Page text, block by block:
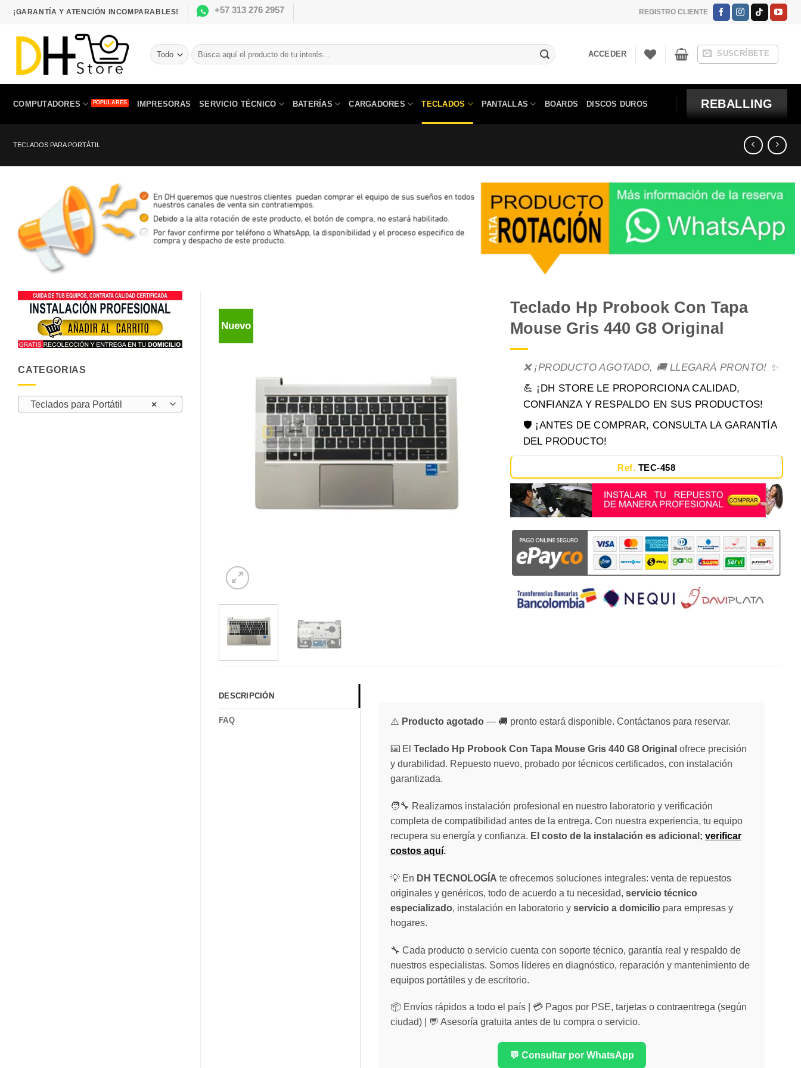
Saltar
contenido
¡GARANTÍA Y ATENCIÓN INCOMPARABLES! +57 313 276 2957 REGISTRO CLIENTE
Buscar
por:
ACCEDER SUSCRÍBETE
COMPUTADORES IMPRESORAS SERVICIO TÉCNICO BATERÍAS CARGADORES TECLADOS PANTALLAS BOARDS DISCOS DUROS REBALLING
TECLADOS PARA PORTÁTIL
CATEGORIAS
×
Teclados para Portátil
Nuevo
Teclado Hp Probook Con Tapa
Mouse Gris 440 G8 Original
❌ ¡PRODUCTO AGOTADO, 🚚 LLEGARÁ PRONTO! ✨
💪 ¡DH STORE LE PROPORCIONA CALIDAD,
CONFIANZA Y RESPALDO EN SUS PRODUCTOS!
🛡️ ¡ANTES DE COMPRAR, CONSULTA LA GARANTÍA
DEL PRODUCTO!
Ref. TEC-458
DESCRIPCIÓN
FAQ ⚠️ Producto agotado— 🚚 pronto estará disponible. Contáctanos para reservar.
⌨️ El Teclado Hp Probook Con Tapa Mouse Gris 440 G8 Original ofrece precisión
y durabilidad. Repuesto nuevo, probado por técnicos certificados, con instalación
garantizada.
🧑‍🔧 Realizamos instalación profesional en nuestro laboratorio y verificación
completa de compatibilidad antes de la entrega. Con nuestra experiencia, tu equipo
recupera su energía y confianza. El costo de la instalación es adicional; verificar
costos aquí.
💡 En DH TECNOLOGÍA te ofrecemos soluciones integrales: venta de repuestos
originales y genéricos, todo de acuerdo a tu necesidad, servicio técnico
especializado, instalación en laboratorio y servicio a domiciliopara empresas y
hogares.
🔧 Cada producto o servicio cuenta con soporte técnico, garantía real y respaldo de
nuestros especialistas. Somos líderes en diagnóstico, reparación y mantenimiento de
equipos portátiles y de escritorio.
📦 Envíos rápidos a todo el país | 💳 Pagos por PSE, tarjetas o contraentrega (según
ciudad) | 💬 Asesoría gratuita antes de tu compra o servicio.
💬 Consultar por WhatsApp